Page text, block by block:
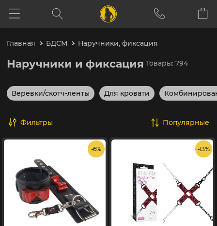
Главная БДСМ Наручники, фиксация
Наручники и фиксация Товары: 794
Веревки/скотч-ленты Для кровати
Фильтры популярные
- 6% - 13%